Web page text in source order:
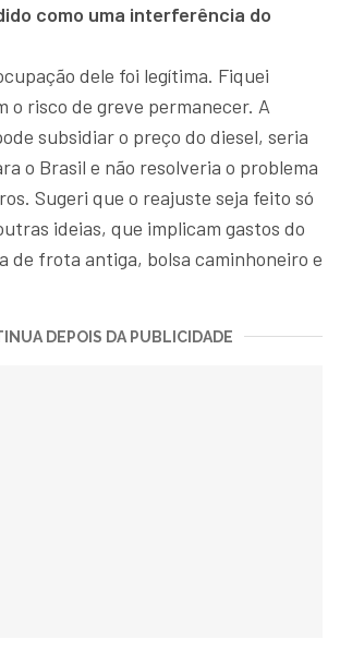
como uma interferência do
dele foi legítima. Fiquei
o risco de greve permanecer. A
subsidiar o preço do diesel, seria
o Brasil e não resolveria o problema
Sugeri que o reajuste seja feito só
ideias, que implicam gastos do
de frota antiga, bolsa caminhoneiro e
DEPOIS DA PUBLICIDADE